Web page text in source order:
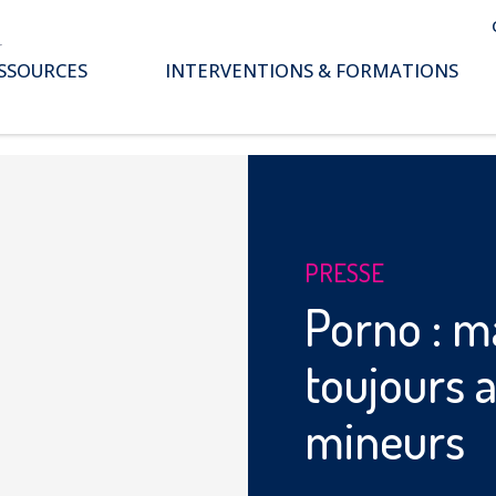
INTERVENTIONS & FORMATIONS
PRESSE
Porno :
toujours
mineurs